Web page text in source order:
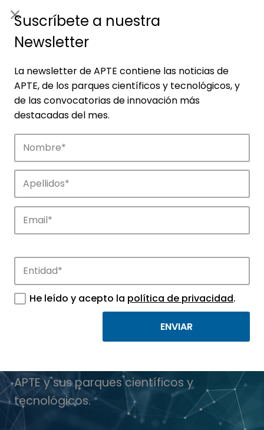
Noticias
APTE y sus parques científicos y
tecnológicos.
Suscríbete a nuestra
Newsletter
La newsletter de APTE contiene las noticias de
APTE, de los parques científicos y tecnológicos, y
de las convocatorias de innovación más
destacadas del mes.
He leído y acepto la política de privacidad.